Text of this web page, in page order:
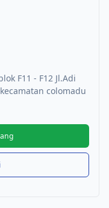
F11 - F12 Jl.Adi
colomadu